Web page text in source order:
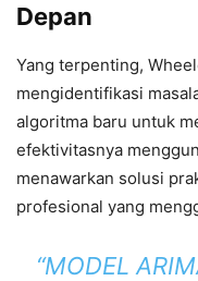
Depan
Yang terpenting,
mengidentifikasi
algoritma baru untuk
efektivitasnya
menawarkan solusi
profesional yang
“MODEL